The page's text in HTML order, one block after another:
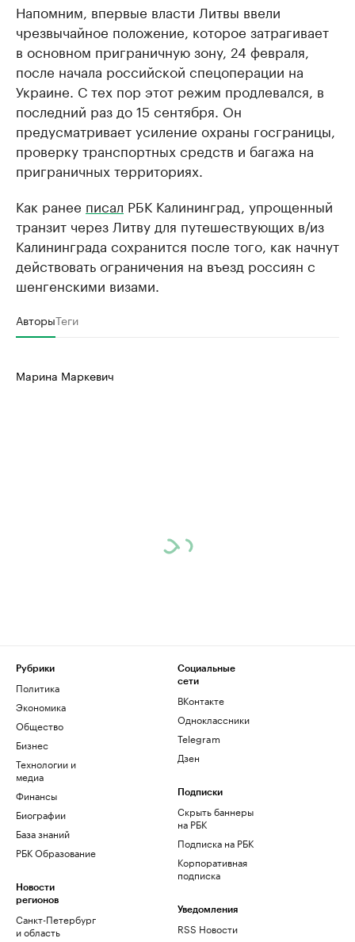
Напомним, впервые власти Литвы ввели
чрезвычайное положение, которое затрагивает
в основном приграничную зону, 24 февраля,
после начала российской спецоперации на
Украине. С тех пор этот режим продлевался, в
последний раз до 15 сентября. Он
предусматривает усиление охраны госграницы,
проверку транспортных средств и багажа на
приграничных территориях.
Как ранее писал РБК Калининград, упрощенный
транзит через Литву для путешествующих в/из
Калининграда сохранится после того, как начнут
действовать ограничения на въезд россиян с
шенгенскими визами.
АвторыТеги
Марина Маркевич
Рубрики
Политика
Экономика
Общество
Бизнес
Технологии и
медиа
Финансы
Биографии
База знаний
РБК Образование
Новости
регионов
Санкт-Петербург
и область
Социальные
сети
ВКонтакте
Одноклассники
Telegram
Дзен
Подписки
Скрыть баннеры
на РБК
Подписка на РБК
Корпоративная
подписка
Уведомления
RSS Новости